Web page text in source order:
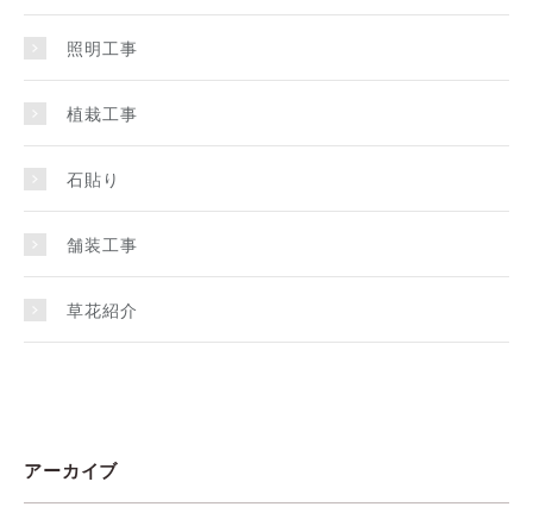
照明工事
植栽工事
石貼り
舗装工事
草花紹介
アーカイブ